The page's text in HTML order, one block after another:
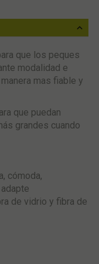
que los peques
modalidad e
mas fiable y
que puedan
grandes cuando
cómoda,
de vidrio y fibra de